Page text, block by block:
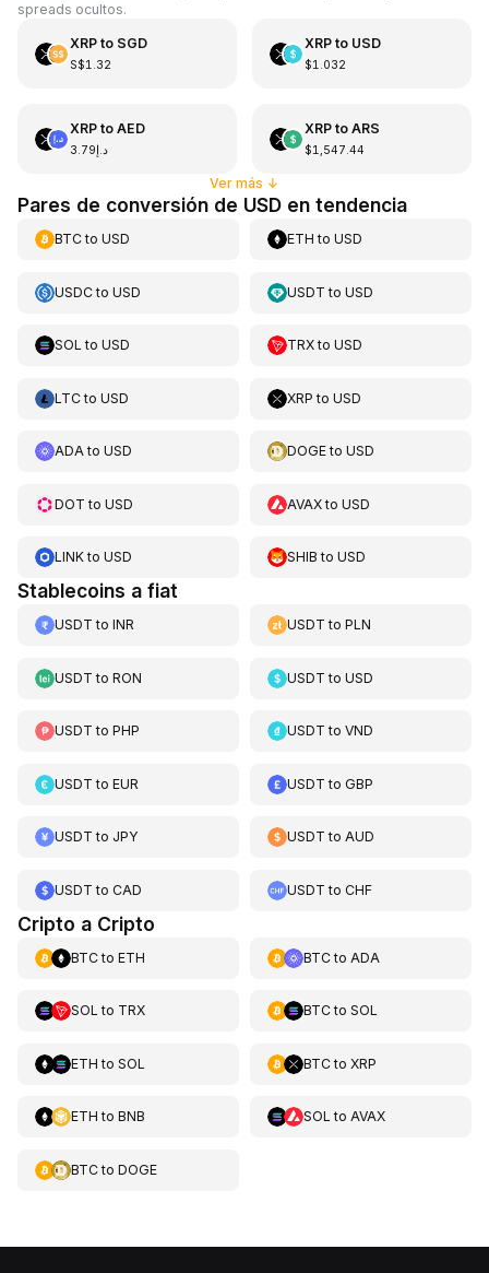
spreads ocultos.
XRPto SGD
S$1.32
XRPto USD
$1.032
XRPto AED
د.إ3.79
XRPto ARS
$1,547.44
Ver más ↓
Pares de conversión de USD en tendencia
BTCto USD ETH toUSD
USDCto USD USDT toUSD
SOL to USD TRXtoUSD
LTCto USD XRP toUSD
ADAto USD DOGEtoUSD
DOT to USD AVAXtoUSD
LINKto USD SHIB toUSD
Stablecoins a fiat
USDT to INR USDT toPLN
USDT to RON USDT toUSD
USDT to PHP USDT toVND
USDT to EUR USDT toGBP
USDT to JPY USDT toAUD
USDT to CAD USDT toCHF
Cripto a Cripto
BTCto ETH BTCto ADA
SOL to TRX BTCto SOL
ETH to SOL BTCto XRP
ETH to BNB SOL to AVAX
BTCto DOGE